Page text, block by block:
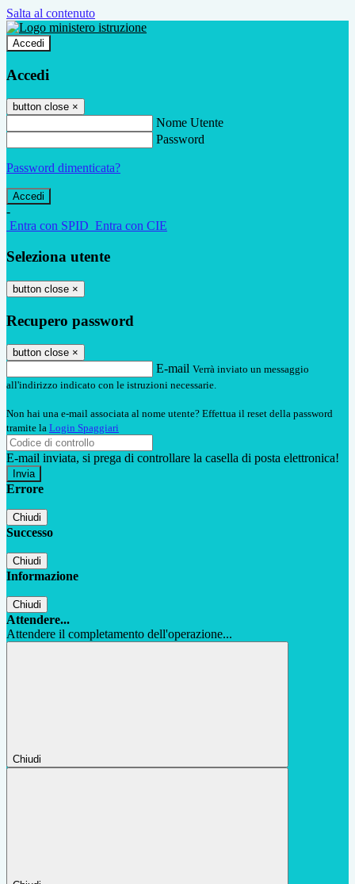
Salta al contenuto
Accedi
Accedi
button close ×
Nome Utente
Password
Password dimenticata?
-
Entra con SPID Entra con CIE
Seleziona utente
button close ×
Recupero password
button close ×
E-mail Verrà inviato un messaggio
all'indirizzo indicato con le istruzioni necessarie.
Non hai una e-mail associata al nome utente? Effettua il reset della password
tramite la Login Spaggiari
E-mail inviata, si prega di controllare la casella di posta elettronica!
Errore
Chiudi
Successo
Chiudi
Informazione
Chiudi
Attendere...
Attendere il completamento dell'operazione...
Chiudi